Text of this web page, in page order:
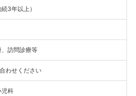
3年以上）
訪問診療等
わせください
児科